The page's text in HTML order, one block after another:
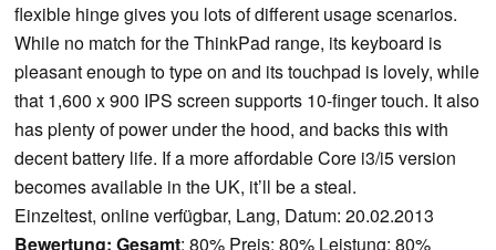
flexible hinge gives you lots of different usage scenarios.
While no match for the ThinkPad range, its keyboard is
pleasant enough to type on and its touchpad is lovely, while
that 1,600 x 900 IPS screen supports 10-finger touch. It also
has plenty of power under the hood, and backs this with
decent battery life. If a more affordable Core i3/i5 version
becomes available in the UK, it’ll be a steal.
Einzeltest, online verfügbar, Lang, Datum: 20.02.2013
Bewertung: Gesamt: 80% Preis: 80% Leistung: 80%